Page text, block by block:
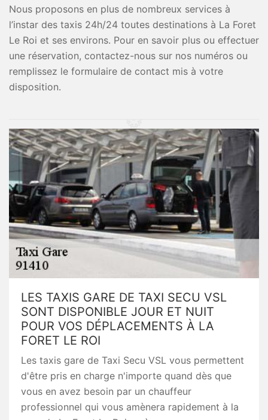
Nous proposons en plus de nombreux services à
l’instar des taxis 24h/24 toutes destinations à La Foret
Le Roi et ses environs. Pour en savoir plus ou effectuer
une réservation, contactez-nous sur nos numéros ou
remplissez le formulaire de contact mis à votre
disposition.
LES TAXIS GARE DE TAXI SECU VSL
SONT DISPONIBLE JOUR ET NUIT
POUR VOS DÉPLACEMENTS À LA
FORET LE ROI
Les taxis gare de Taxi Secu VSL vous permettent
d'être pris en charge n'importe quand dès que
vous en avez besoin par un chauffeur
professionnel qui vous amènera rapidement à la